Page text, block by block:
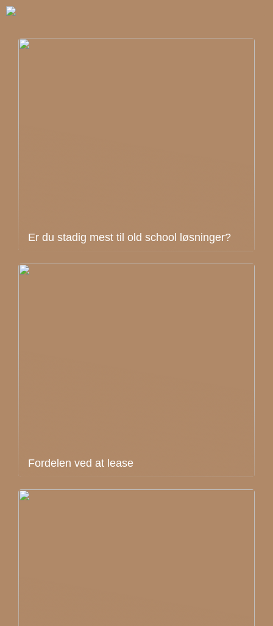
Er du stadig mest til old school løsninger?
Fordelen ved at lease